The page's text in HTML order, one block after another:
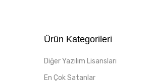
Ürün Kategorileri
Diğer Yazılım Lisansları
En Çok Satanlar